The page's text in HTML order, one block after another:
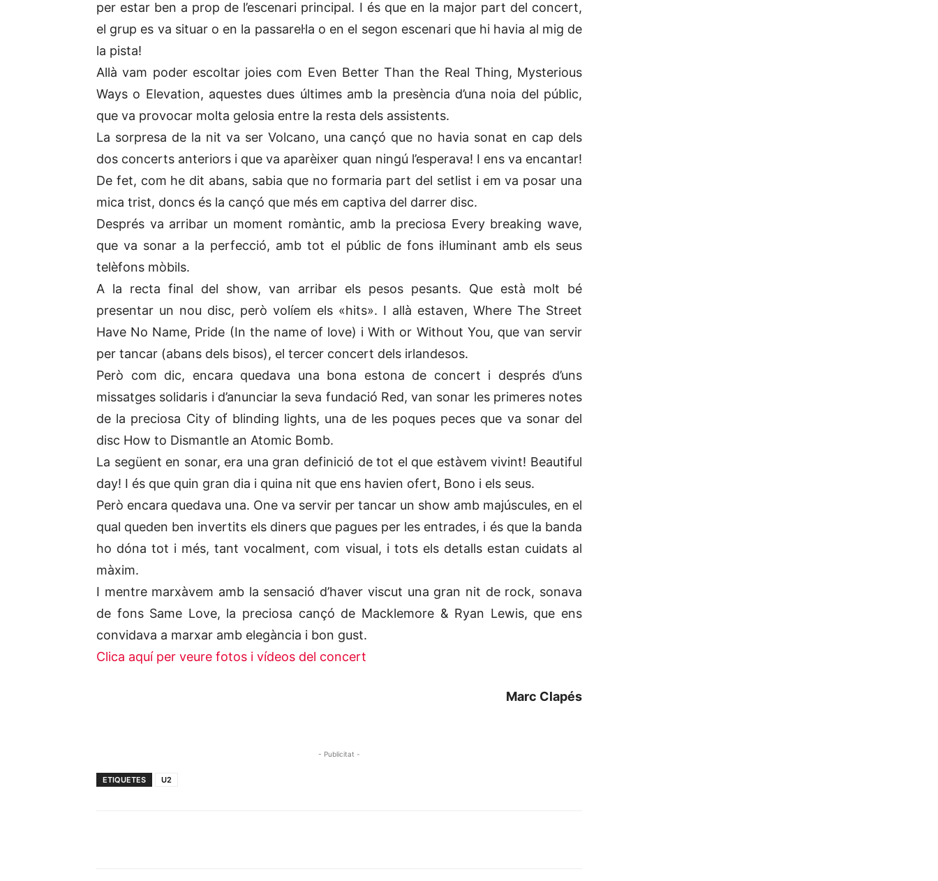
per estar ben a prop de l’escenari principal. I és que en la major part del concert,
el grup es va situar o en la passarel·la o en el segon escenari que hi havia al mig de
la pista!
Allà vam poder escoltar joies com Even Better Than the Real Thing, Mysterious
Ways o Elevation, aquestes dues últimes amb la presència d’una noia del públic,
que va provocar molta gelosia entre la resta dels assistents.
La sorpresa de la nit va ser Volcano, una cançó que no havia sonat en cap dels
dos concerts anteriors i que va aparèixer quan ningú l’esperava! I ens va encantar!
De fet, com he dit abans, sabia que no formaria part del setlist i em va posar una
mica trist, doncs és la cançó que més em captiva del darrer disc.
Després va arribar un moment romàntic, amb la preciosa Every breaking wave,
que va sonar a la perfecció, amb tot el públic de fons il·luminant amb els seus
telèfons mòbils.
A la recta final del show, van arribar els pesos pesants. Que està molt bé
presentar un nou disc, però volíem els «hits». I allà estaven, Where The Street
Have No Name, Pride (In the name of love) i With or Without You, que van servir
per tancar (abans dels bisos), el tercer concert dels irlandesos.
Però com dic, encara quedava una bona estona de concert i després d’uns
missatges solidaris i d’anunciar la seva fundació Red, van sonar les primeres notes
de la preciosa City of blinding lights, una de les poques peces que va sonar del
disc How to Dismantle an Atomic Bomb.
La següent en sonar, era una gran definició de tot el que estàvem vivint! Beautiful
day! I és que quin gran dia i quina nit que ens havien ofert, Bono i els seus.
Però encara quedava una. One va servir per tancar un show amb majúscules, en el
qual queden ben invertits els diners que pagues per les entrades, i és que la banda
ho dóna tot i més, tant vocalment, com visual, i tots els detalls estan cuidats al
màxim.
I mentre marxàvem amb la sensació d’haver viscut una gran nit de rock, sonava
de fons Same Love, la preciosa cançó de Macklemore & Ryan Lewis, que ens
convidava a marxar amb elegància i bon gust.
Clica aquí per veure fotos i vídeos del concert
Marc Clapés
- Publicitat -
ETIQUETES U2